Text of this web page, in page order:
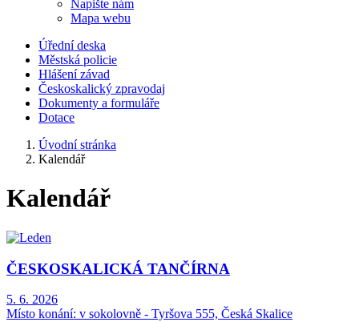
Napište nám
Mapa webu
Úřední deska
Městská policie
Hlášení závad
Českoskalický zpravodaj
Dokumenty a formuláře
Dotace
Úvodní stránka
Kalendář
Kalendář
ČESKOSKALICKÁ TANČÍRNA
5. 6. 2026
Místo konání: v sokolovně - Tyršova 555, Česká Skalice